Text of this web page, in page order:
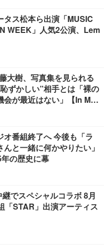
タス松本ら出演「MUSIC
WEEK」人気2公演、Lem
大樹、写真集を見られる
ずかしい”相手とは「裸の
会が最近はない」【In Moti
オ番組終了へ 今後も「ラ
と一緒に何かやりたい」
の歴史に幕
でスペシャルコラボ 8月
「STAR」出演アーティス